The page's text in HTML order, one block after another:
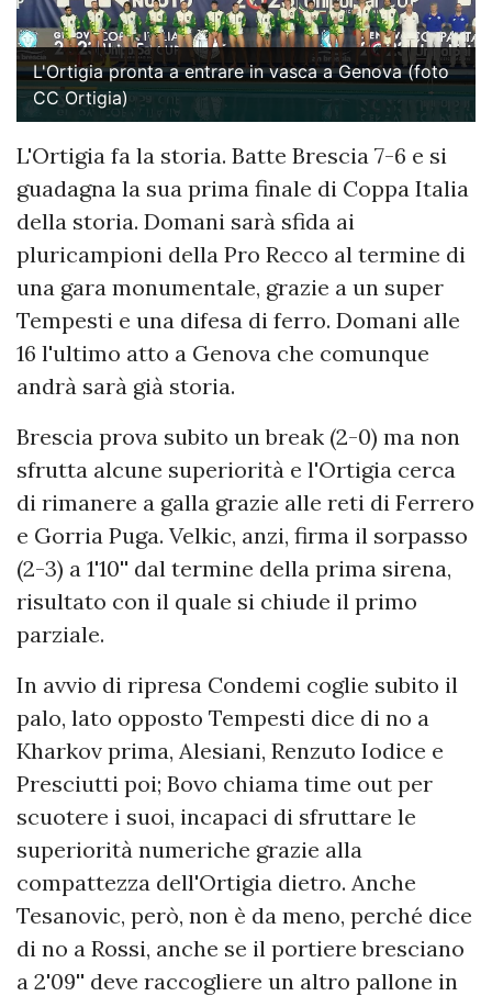
L'Ortigia pronta a entrare in vasca a Genova (foto
CC Ortigia)
L'Ortigia fa la storia. Batte Brescia 7-6 e si
guadagna la sua prima finale di Coppa Italia
della storia. Domani sarà sfida ai
pluricampioni della Pro Recco al termine di
una gara monumentale, grazie a un super
Tempesti e una difesa di ferro. Domani alle
16 l'ultimo atto a Genova che comunque
andrà sarà già storia.
Brescia prova subito un break (2-0) ma non
sfrutta alcune superiorità e l'Ortigia cerca
di rimanere a galla grazie alle reti di Ferrero
e Gorria Puga. Velkic, anzi, firma il sorpasso
(2-3) a 1'10'' dal termine della prima sirena,
risultato con il quale si chiude il primo
parziale.
In avvio di ripresa Condemi coglie subito il
palo, lato opposto Tempesti dice di no a
Kharkov prima, Alesiani, Renzuto Iodice e
Presciutti poi; Bovo chiama time out per
scuotere i suoi, incapaci di sfruttare le
superiorità numeriche grazie alla
compattezza dell'Ortigia dietro. Anche
Tesanovic, però, non è da meno, perché dice
di no a Rossi, anche se il portiere bresciano
a 2'09'' deve raccogliere un altro pallone in